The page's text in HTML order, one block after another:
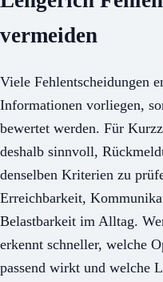
vermeiden
Viele Fehlentscheidungen
Informationen vorliegen,
bewertet werden. Für
deshalb sinnvoll,
denselben Kriterien zu
Erreichbarkeit,
Belastbarkeit im Alltag.
erkennt schneller, welche
passend wirkt und welche